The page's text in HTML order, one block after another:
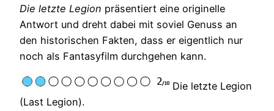
Die letzte Legion präsentiert eine originelle
Antwort und dreht dabei mit soviel Genuss an
den historischen Fakten, dass er eigentlich nur
noch als Fantasyfilm durchgehen kann.
Die letzte Legion
(Last Legion).